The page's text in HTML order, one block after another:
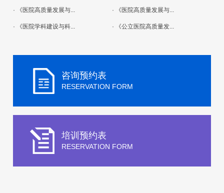
· 《医院高质量发展与... · 《医院高质量发展与...
· 《医院学科建设与科... · 《公立医院高质量发...
咨询预约表
RESERVATION FORM
培训预约表
RESERVATION FORM